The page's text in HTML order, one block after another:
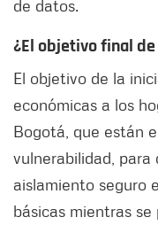
de datos.
¿El objetivo final
El objetivo de la
económicas a los
Bogotá, que están
vulnerabilidad, para
aislamiento seguro
básicas mientras